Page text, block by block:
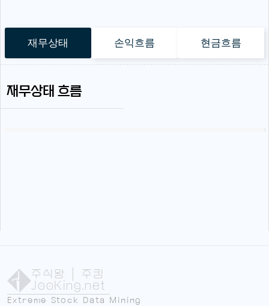
재무상태 손익흐름 현금흐름
재무상태 흐름
주식왕 | 주킹
JooKing.net
Extreme Stock Data Mining